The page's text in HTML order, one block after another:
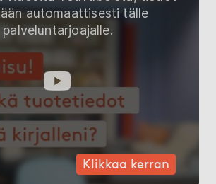
automaattisesti tälle
palveluntarjoajalle.
Klikkaa kerran